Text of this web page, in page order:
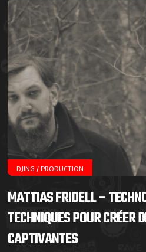
DJING / PRODUCTION
MATTIAS FRIDELL –
TECHNIQUES POUR CRÉER
CAPTIVANTES